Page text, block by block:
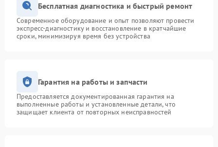
Бесплатная диагностика и быстрый ремонт
Современное оборудование и опыт позволяют провести
экспресс-диагностику и восстановление в кратчайшие
сроки, минимизируя время без устройства
Гарантия на работы и запчасти
Предоставляется документированная гарантия на
выполненные работы и установленные детали, что
защищает клиента от повторных неисправностей